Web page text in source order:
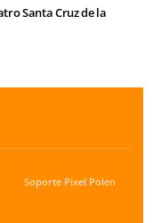
Santa Cruz de la
Soporte Pixel Polen